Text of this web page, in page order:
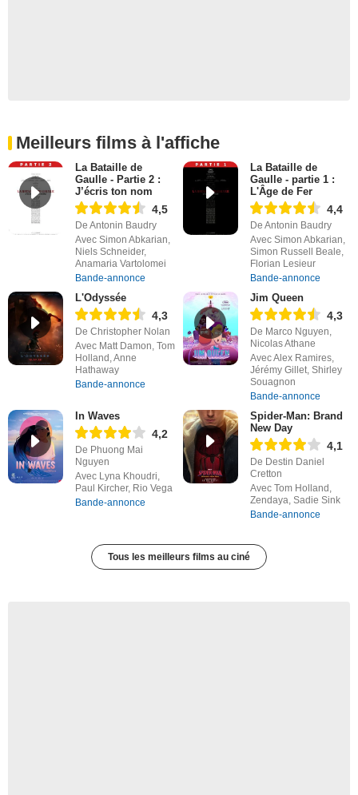
Meilleurs films à l'affiche
La Bataille de
Gaulle - Partie 2 :
J’écris ton nom
4,5
De Antonin Baudry
Avec Simon Abkarian,
Niels Schneider,
Anamaria Vartolomei
Bande-annonce
La Bataille de
Gaulle - partie 1 :
L'Âge de Fer
4,4
De Antonin Baudry
Avec Simon Abkarian,
Simon Russell Beale,
Florian Lesieur
Bande-annonce
L'Odyssée
4,3
De Christopher Nolan
Avec Matt Damon, Tom
Holland, Anne
Hathaway
Bande-annonce
Jim Queen
4,3
De Marco Nguyen,
Nicolas Athane
Avec Alex Ramires,
Jérémy Gillet, Shirley
Souagnon
Bande-annonce
In Waves
4,2
De Phuong Mai
Nguyen
Avec Lyna Khoudri,
Paul Kircher, Rio Vega
Bande-annonce
Spider-Man: Brand
New Day
4,1
De Destin Daniel
Cretton
Avec Tom Holland,
Zendaya, Sadie Sink
Bande-annonce
Tous les meilleurs films au ciné